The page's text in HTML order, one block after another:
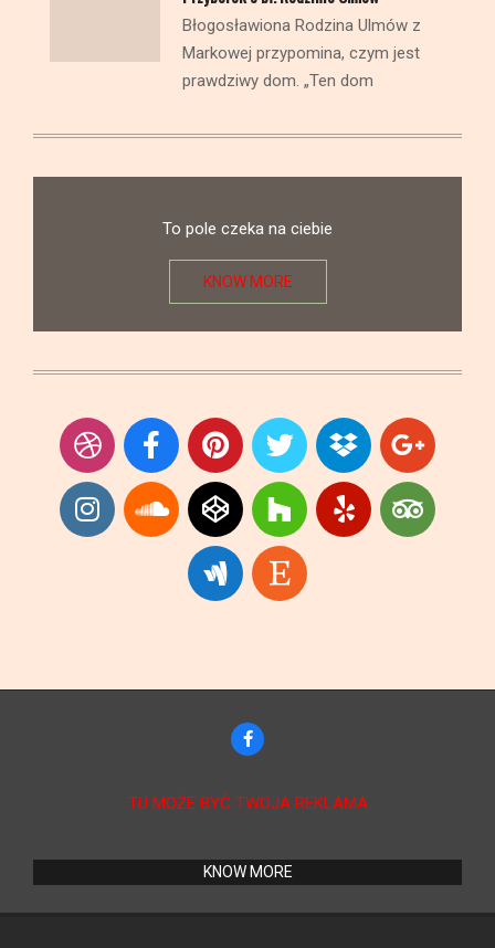
Błogosławiona Rodzina Ulmów z
Markowej przypomina, czym jest
prawdziwy dom. „Ten dom
To pole czeka na ciebie
KNOW MORE
TU MOŻE BYĆ TWOJA REKLAMA
KNOW MORE